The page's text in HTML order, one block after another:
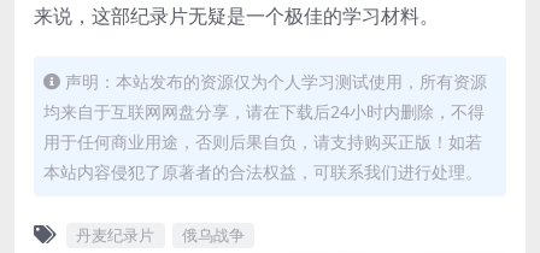
来说，这部纪录片无疑是一个极佳的学习材料。
声明：本站发布的资源仅为个人学习测试使用，所有资源
均来自于互联网网盘分享，请在下载后24小时内删除，不得
用于任何商业用途，否则后果自负，请支持购买正版！如若
本站内容侵犯了原著者的合法权益，可联系我们进行处理。
丹麦纪录片 俄乌战争